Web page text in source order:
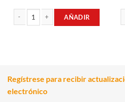
AÑADIR
Regístrese para recibir
electrónico